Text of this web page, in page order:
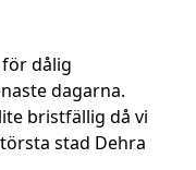
dålig
dagarna.
bristfällig då vi
stad Dehra